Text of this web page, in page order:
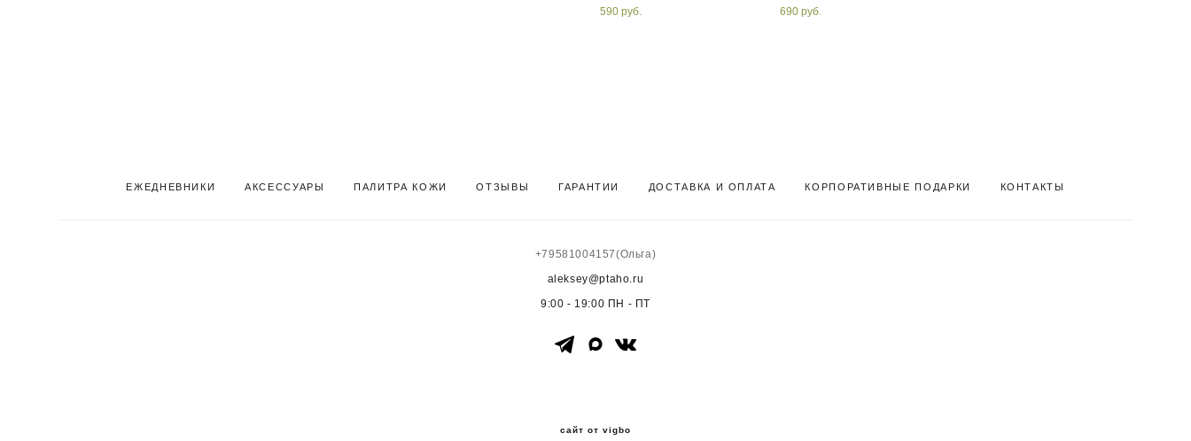
590 pуб.
690 pуб.
ЕЖЕДНЕВНИКИ АКСЕССУАРЫ ПАЛИТРА КОЖИ ОТЗЫВЫ ГАРАНТИИ ДОСТАВКА И ОПЛАТА КОРПОРАТИВНЫЕ ПОДАРКИ КОНТАКТЫ
+79581004157(Ольга)
aleksey@ptaho.ru
9:00 - 19:00 ПН - ПТ
сайт от vigbo